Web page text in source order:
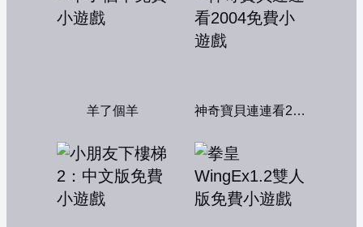
羊了個羊 神奇寶貝連連看2004